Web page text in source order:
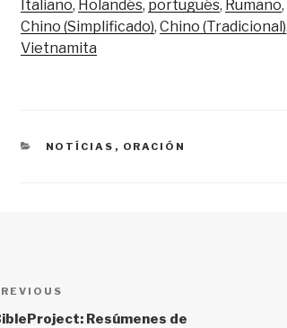
Li
n
b A
c
Italiano Holandés portugués Rumano
Chino (Simplificado) Chino (Tradicional)
Vietnamita
CATEGORIES
NOTÍCIAS , ORACIÓN
Resúmenes de